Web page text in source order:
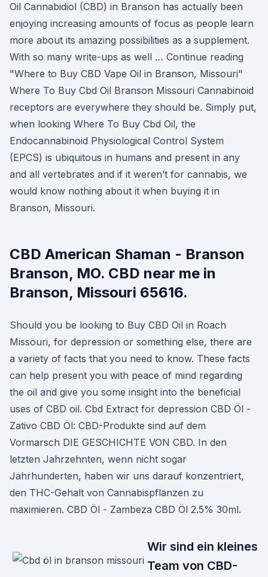
Oil Cannabidiol (CBD) in Branson has actually been
enjoying increasing amounts of focus as people learn
more about its amazing possibilities as a supplement.
With so many write-ups as well … Continue reading
"Where to Buy CBD Vape Oil in Branson, Missouri"
Where To Buy Cbd Oil Branson Missouri Cannabinoid
receptors are everywhere they should be. Simply put,
when looking Where To Buy Cbd Oil, the
Endocannabinoid Physiological Control System
(EPCS) is ubiquitous in humans and present in any
and all vertebrates and if it weren’t for cannabis, we
would know nothing about it when buying it in
Branson, Missouri.
CBD American Shaman - Branson
Branson, MO. CBD near me in
Branson, Missouri 65616.
Should you be looking to Buy CBD Oil in Roach
Missouri, for depression or something else, there are
a variety of facts that you need to know. These facts
can help present you with peace of mind regarding
the oil and give you some insight into the beneficial
uses of CBD oil. Cbd Extract for depression CBD Öl -
Zativo CBD Öl: CBD-Produkte sind auf dem
Vormarsch DIE GESCHICHTE VON CBD. In den
letzten Jahrzehnten, wenn nicht sogar
Jahrhunderten, haben wir uns darauf konzentriert,
den THC-Gehalt von Cannabispflanzen zu
maximieren. CBD Öl - Zambeza CBD Öl 2.5% 30ml.
Wir sind ein kleines
Team von CBD-